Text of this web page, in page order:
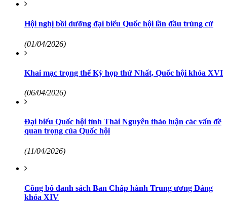
Hội nghị bồi dưỡng đại biểu Quốc hội lần đầu trúng cử
(01/04/2026)
Khai mạc trọng thể Kỳ họp thứ Nhất, Quốc hội khóa XVI
(06/04/2026)
Đại biểu Quốc hội tỉnh Thái Nguyên thảo luận các vấn đề
quan trọng của Quốc hội
(11/04/2026)
Công bố danh sách Ban Chấp hành Trung ương Đảng
khóa XIV